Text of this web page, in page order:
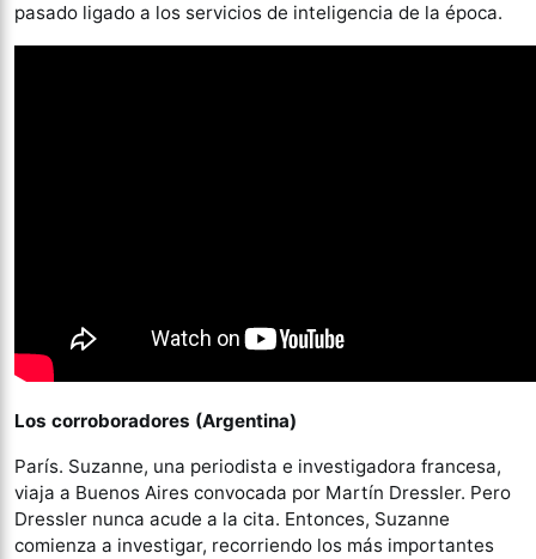
pasado ligado a los servicios de inteligencia de la época.
Los corroboradores (Argentina)
París. Suzanne, una periodista e investigadora francesa,
viaja a Buenos Aires convocada por Martín Dressler. Pero
Dressler nunca acude a la cita. Entonces, Suzanne
comienza a investigar, recorriendo los más importantes